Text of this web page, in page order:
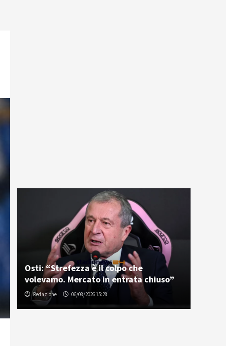
Osti: “Strefezza è il colpo che
volevamo. Mercato in entrata chiuso”
Redazione 06/08/2026 15:28